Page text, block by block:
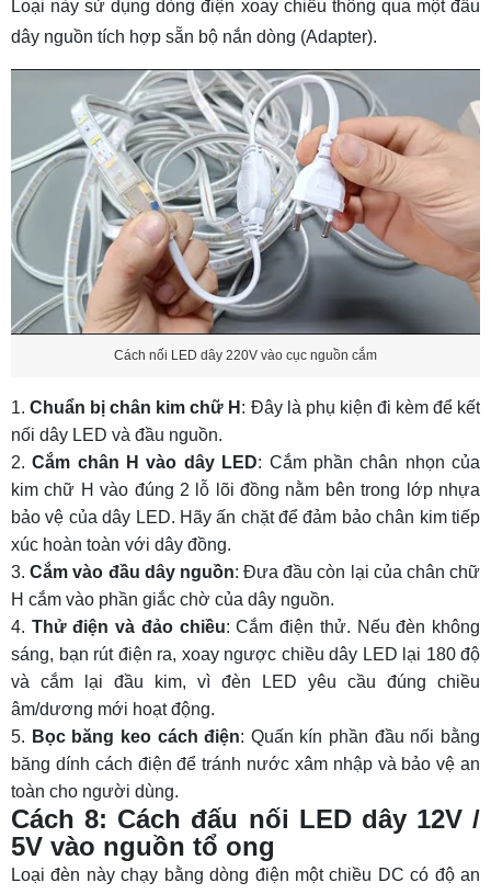
Loại này sử dụng dòng điện xoay chiều thông qua một đầu
dây nguồn tích hợp sẵn bộ nắn dòng (Adapter).
Cách nối LED dây 220V vào cục nguồn cắm
Chuẩn bị chân kim chữ H : Đây là phụ kiện đi kèm để kết
nối dây LED và đầu nguồn.
Cắm chân H vào dây LED: Cắm phần chân nhọn của
kim chữ H vào đúng 2 lỗ lõi đồng nằm bên trong lớp nhựa
bảo vệ của dây LED. Hãy ấn chặt để đảm bảo chân kim tiếp
xúc hoàn toàn với dây đồng.
Cắm vào đầu dây nguồn: Đưa đầu còn lại của chân chữ
H cắm vào phần giắc chờ của dây nguồn.
Thử điện và đảo chiều: Cắm điện thử. Nếu đèn không
sáng, bạn rút điện ra, xoay ngược chiều dây LED lại 180 độ
và cắm lại đầu kim, vì đèn LED yêu cầu đúng chiều
âm/dương mới hoạt động.
Bọc băng keo cách điện: Quấn kín phần đầu nối bằng
băng dính cách điện để tránh nước xâm nhập và bảo vệ an
toàn cho người dùng.
Cách 8: Cách đấu nối LED dây 12V /
5V vào nguồn tổ ong
Loại đèn này chạy bằng dòng điện một chiều DC có độ an